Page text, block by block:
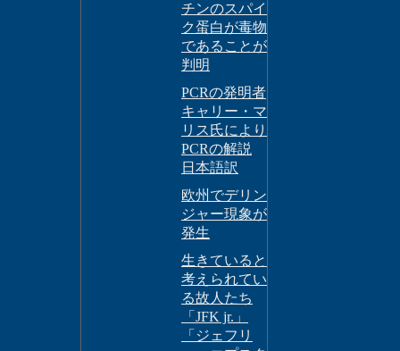
チンのスパイ
ク蛋白が毒物
であることが
判明
PCRの発明者
キャリー・マ
リス氏により
PCRの解説
日本語訳
欧州でデリン
ジャー現象が
発生
生きていると
考えられてい
る故人たち
「JFK jr.」
「ジェフリ